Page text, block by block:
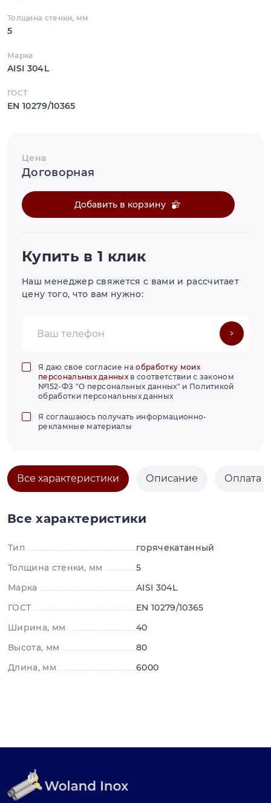
Толщина стенки, мм
5
Марка
AISI 304L
ГОСТ
EN 10279/10365
Цена
Договорная
Добавить в корзину
Купить в 1 клик
Наш менеджер свяжется с вами и рассчитает
цену того, что вам нужно:
Я даю свое согласие наобработку моих
персональных данныхв соответствии с законом
№152-ФЗ "О персональных данных" и Политикой
обработки персональных данных
Я соглашаюсь получать информационно-
рекламные материалы
Все характеристики Описание Оплата
Все характеристики
Тип
горячекатанный
Толщина стенки, мм
5
Марка
AISI 304L
ГОСТ
EN 10279/10365
Ширина, мм
40
Высота, мм
80
Длина, мм
6000